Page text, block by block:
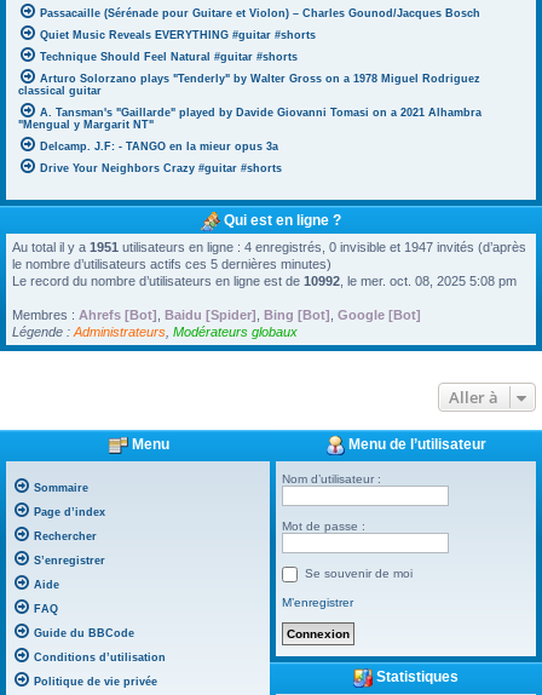
Passacaille (Sérénade pour Guitare et Violon) – Charles Gounod/Jacques Bosch
Quiet Music Reveals EVERYTHING #guitar #shorts
Technique Should Feel Natural #guitar #shorts
Arturo Solorzano plays "Tenderly" by Walter Gross on a 1978 Miguel Rodriguez
classical guitar
A. Tansman's "Gaillarde" played by Davide Giovanni Tomasi on a 2021 Alhambra
"Mengual y Margarit NT"
Delcamp. J.F: - TANGO en la mieur opus 3a
Drive Your Neighbors Crazy #guitar #shorts
Qui est en ligne ?
Au total il y a 1951 utilisateurs en ligne : 4 enregistrés, 0 invisible et 1947 invités (d’après
le nombre d’utilisateurs actifs ces 5 dernières minutes)
Le record du nombre d’utilisateurs en ligne est de 10992 , le mer. oct. 08, 2025 5:08 pm
Membres : Ahrefs [Bot] Baidu [Spider] Bing [Bot]
Google [Bot]
Légende : Administrateurs Modérateurs globaux
Aller à
Menu
Sommaire
Page d’index
Rechercher
S’enregistrer
Aide
FAQ
Guide du BBCode
Conditions d’utilisation
Politique de vie privée
Menu de l’utilisateur
Nom d’utilisateur :
Mot de passe :
Se souvenir de moi
M’enregistrer
Statistiques